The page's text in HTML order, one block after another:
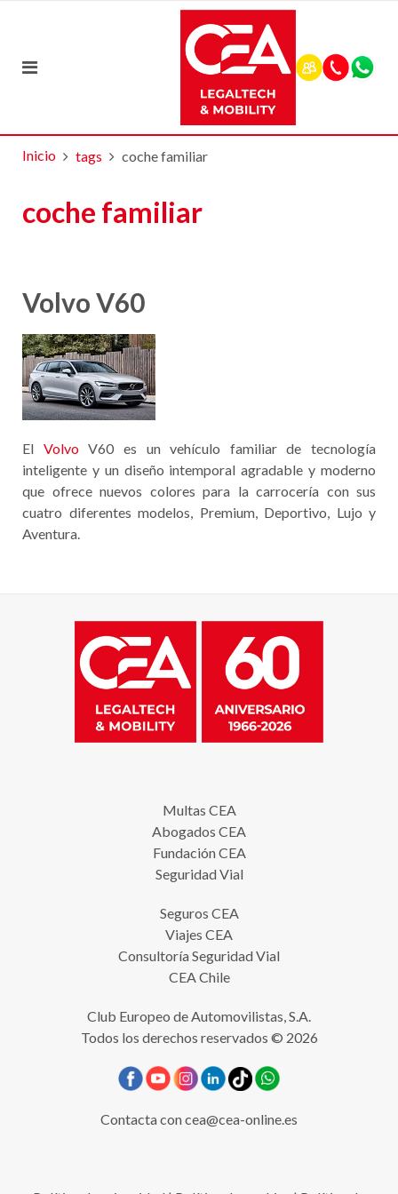
Inicio tags coche familiar
coche familiar
Volvo V60
El VolvoV60 es un vehículo familiar de tecnología
inteligente y un diseño intemporal agradable y moderno
que ofrece nuevos colores para la carrocería con sus
cuatro diferentes modelos, Premium, Deportivo, Lujo y
Aventura.
Multas CEA
Abogados CEA
Fundación CEA
Seguridad Vial
Seguros CEA
Viajes CEA
Consultoría Seguridad Vial
CEA Chile
Club Europeo de Automovilistas, S.A.
Todos los derechos reservados © 2026
Contacta concea@cea-online.es